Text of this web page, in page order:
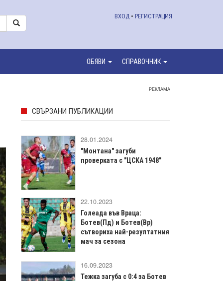
ВХОД • РЕГИСТРАЦИЯ
ОБЯВИ СПРАВОЧНИК
РЕКЛАМА
СВЪРЗАНИ ПУБЛИКАЦИИ
28.01.2024
"Монтана" загуби
проверката с "ЦСКА 1948"
22.10.2023
Голеада във Враца:
Ботев(Пд) и Ботев(Вр)
сътвориха най-резултатния
мач за сезона
16.09.2023
Тежка загуба с 0:4 за Ботев